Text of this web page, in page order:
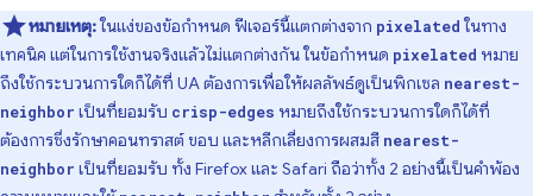
หมายเหตุ:ในแง่ของข้อกำหนด ฟีเจอร์นี้แตกต่างจาก pixelated ในทาง
เทคนิค แต่ในการใช้งานจริงแล้วไม่แตกต่างกัน ในข้อกำหนด pixelated หมาย
ถึงใช้กระบวนการใดก็ได้ที่ UA ต้องการเพื่อให้ผลลัพธ์ดูเป็นพิกเซล nearest-
neighbor เป็นที่ยอมรับ crisp-edges หมายถึงใช้กระบวนการใดก็ได้ที่
ต้องการซึ่งรักษาคอนทราสต์ ขอบ และหลีกเลี่ยงการผสมสี nearest-
neighbor เป็นที่ยอมรับ ทั้ง Firefox และ Safari ถือว่าทั้ง 2 อย่างนี้เป็นคำพ้อง